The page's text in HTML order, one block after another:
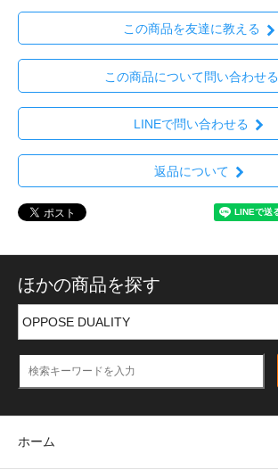
この商品を友達に教える
この商品について問い合わせる
LINEで問い合わせる
返品について
ほかの商品を探す
ホーム